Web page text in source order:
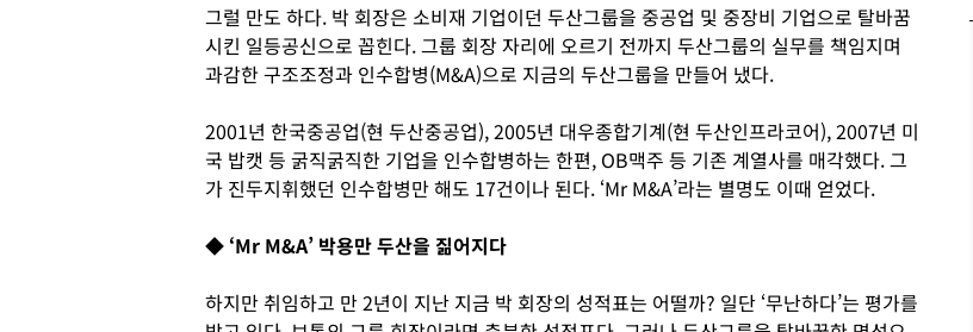
그럴 만도 하다. 박 회장은 소비재 기업이던 두산그룹을 중공업 및 중장비 기업으로 탈바꿈
시킨 일등공신으로 꼽힌다. 그룹 회장 자리에 오르기 전까지 두산그룹의 실무를 책임지며
과감한 구조조정과 인수합병(M&A)으로 지금의 두산그룹을 만들어 냈다.
2001년 한국중공업(현 두산중공업), 2005년 대우종합기계(현 두산인프라코어), 2007년 미
국 밥캣 등 굵직굵직한 기업을 인수합병하는 한편, OB맥주 등 기존 계열사를 매각했다. 그
가 진두지휘했던 인수합병만 해도 17건이나 된다. ‘Mr M&A’라는 별명도 이때 얻었다.
◆ ‘Mr M&A’ 박용만 두산을 짊어지다
하지만 취임하고 만 2년이 지난 지금 박 회장의 성적표는 어떨까? 일단 ‘무난하다’는 평가를